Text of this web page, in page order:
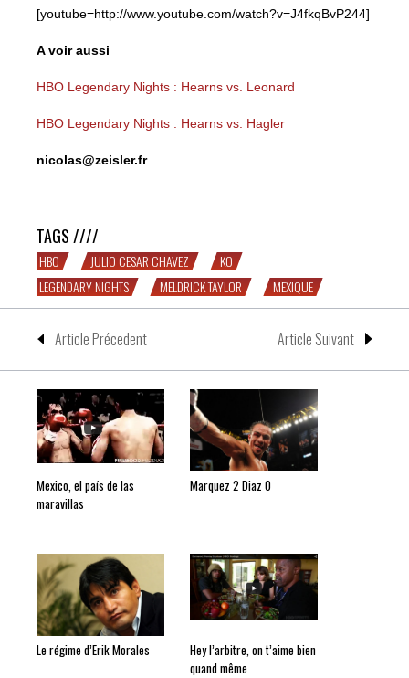
[youtube=http://www.youtube.com/watch?v=J4fkqBvP244]
A voir aussi
HBO Legendary Nights : Hearns vs. Leonard
HBO Legendary Nights : Hearns vs. Hagler
nicolas@zeisler.fr
TAGS ////
HBO JULIO CESAR CHAVEZ
KO
LEGENDARY NIGHTS
MELDRICK TAYLOR MEXIQUE
Article Précedent Article Suivant
Mexico, el país de las
maravillas
Marquez 2 Diaz 0
Le régime d’Erik Morales
Hey l’arbitre, on t’aime bien
quand même